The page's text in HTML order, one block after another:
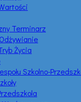
Terminarz
Życia
Szkolno-